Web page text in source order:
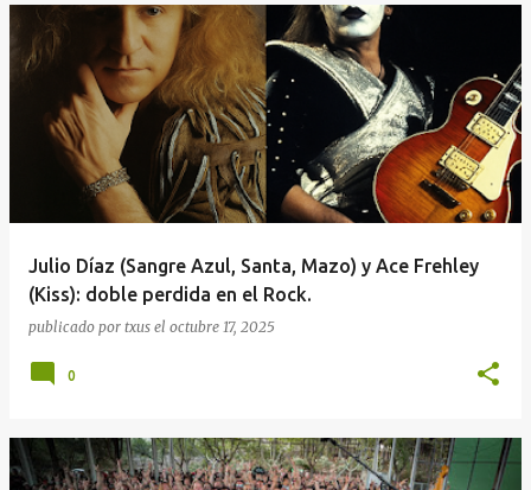
Julio Díaz (Sangre Azul, Santa, Mazo) y Ace Frehley
(Kiss): doble perdida en el Rock.
publicado por txus el octubre 17, 2025
0